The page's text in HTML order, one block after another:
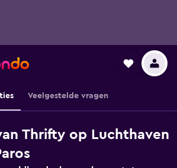
Veelgestelde vragen
Thrifty op Luchthaven